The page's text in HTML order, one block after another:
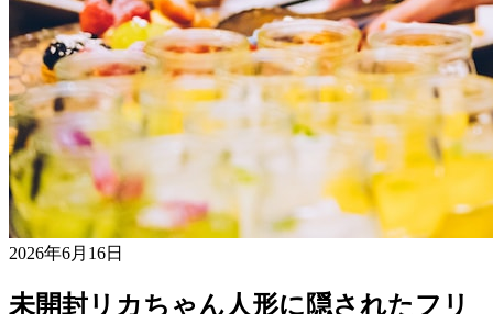
2026年6月16日
未開封リカちゃん人形に隠されたフリ